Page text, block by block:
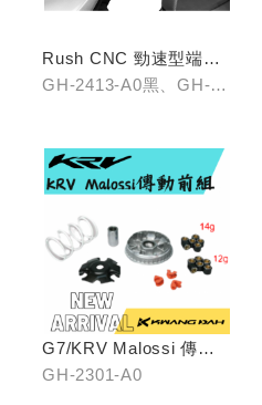
Rush CNC 勁速型端子
藍鏡(黑/銀/鈦)
GH-2413-A0黑、GH-
G7/KRV Malossi 傳動
前組
GH-2301-A0